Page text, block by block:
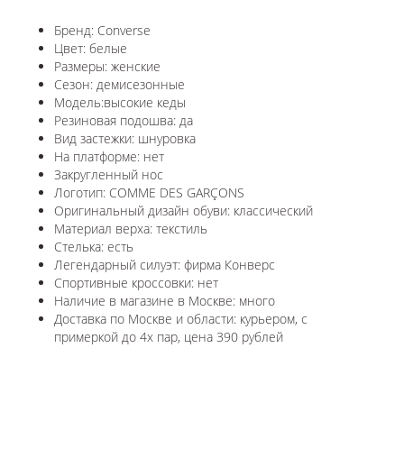
Бренд: Converse
Цвет: белые
Размеры: женские
Сезон: демисезонные
Модель:высокие кеды
Резиновая подошва: да
Вид застежки: шнуровка
На платформе: нет
Закругленный нос
Логотип: COMME DES GARÇONS
Оригинальный дизайн обуви: классический
Материал верха: текстиль
Стелька: есть
Легендарный силуэт: фирма Конверс
Спортивные кроссовки: нет
Наличие в магазине в Москве: много
Доставка по Москве и области: курьером, с
примеркой до 4х пар, цена 390 рублей